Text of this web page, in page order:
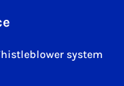
system